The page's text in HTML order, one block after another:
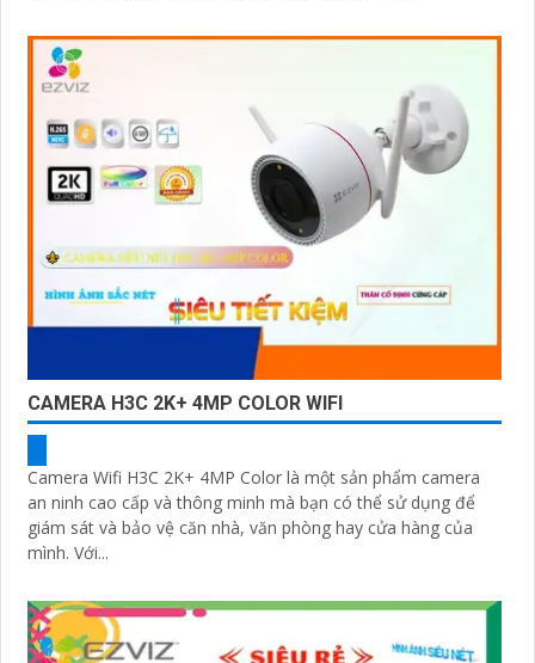
CAMERA H3C 2K+ 4MP COLOR WIFI
Camera Wifi H3C 2K+ 4MP Color là một sản phẩm camera
an ninh cao cấp và thông minh mà bạn có thể sử dụng để
giám sát và bảo vệ căn nhà, văn phòng hay cửa hàng của
mình. Với...